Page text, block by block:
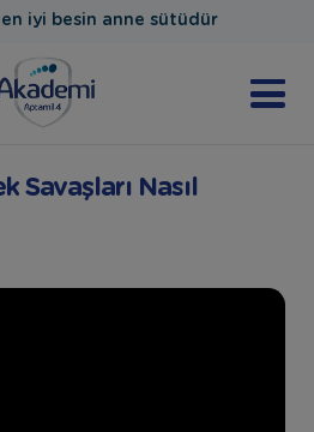
iyi besin anne sütüdür
Savaşları Nasıl